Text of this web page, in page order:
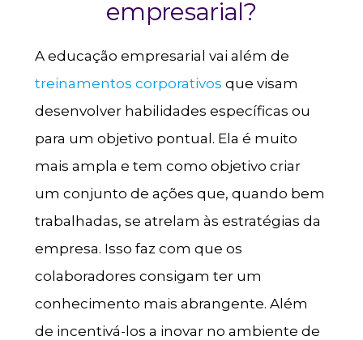
empresarial?
A educação empresarial vai além de
treinamentos corporativos que visam
desenvolver habilidades específicas ou
para um objetivo pontual. Ela é muito
mais ampla e tem como objetivo criar
um conjunto de ações que, quando bem
trabalhadas, se atrelam às estratégias da
empresa. Isso faz com que os
colaboradores consigam ter um
conhecimento mais abrangente. Além
de incentivá-los a inovar no ambiente de